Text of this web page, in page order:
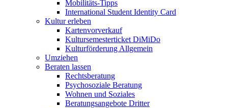
Mobilitäts-Tipps
International Student Identity Card
Kultur erleben
Kartenvorverkauf
Kultursemesterticket DiMiDo
Kulturförderung Allgemein
Umziehen
Beraten lassen
Rechtsberatung
Psychosoziale Beratung
Wohnen und Soziales
Beratungsangebote Dritter